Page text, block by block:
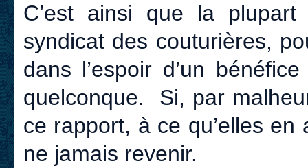
C’est ainsi que la
syndicat des couturières,
dans l’espoir d’un
quelconque. Si, par
ce rapport, à ce qu’elles
ne jamais revenir.